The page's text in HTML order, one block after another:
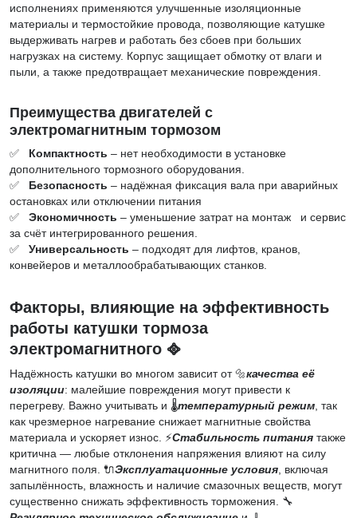
исполнениях применяются улучшенные изоляционные
материалы и термостойкие провода, позволяющие катушке
выдерживать нагрев и работать без сбоев при больших
нагрузках на систему. Корпус защищает обмотку от влаги и
пыли, а также предотвращает механические повреждения.
Преимущества двигателей с
электромагнитным тормозом
✅ Компактность – нет необходимости в установке
дополнительного тормозного оборудования.
✅ Безопасность – надёжная фиксация вала при аварийных
остановках или отключении питания
✅ Экономичность – уменьшение затрат на монтаж и сервис
за счёт интегрированного решения.
✅ Универсальность – подходят для лифтов, кранов,
конвейеров и металлообрабатывающих станков.
Факторы, влияющие на эффективность
работы катушки тормоза
электромагнитного ᪣
Надёжность катушки во многом зависит от 🔩качества её
изоляции: малейшие повреждения могут привести к
перегреву. Важно учитывать и 🌡температурный режим , так
как чрезмерное нагревание снижает магнитные свойства
материала и ускоряет износ. ⚡Стабильность питания также
критична — любые отклонения напряжения влияют на силу
магнитного поля. 🔌Эксплуатационные условия , включая
запылённость, влажность и наличие смазочных веществ, могут
существенно снижать эффективность торможения. 🔧